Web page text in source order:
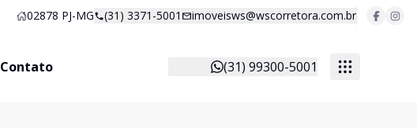
02878 PJ-MG (31) 3371-5001 imoveisws@wscorretora.com.br
Contato (31) 99300-5001